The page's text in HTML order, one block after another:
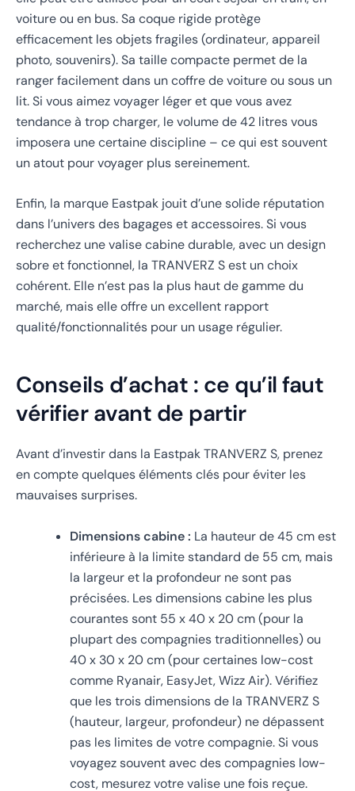
voiture ou en bus. Sa coque rigide protège
efficacement les objets fragiles (ordinateur, appareil
photo, souvenirs). Sa taille compacte permet de la
ranger facilement dans un coffre de voiture ou sous un
lit. Si vous aimez voyager léger et que vous avez
tendance à trop charger, le volume de 42 litres vous
imposera une certaine discipline – ce qui est souvent
un atout pour voyager plus sereinement.
Enfin, la marque Eastpak jouit d’une solide réputation
dans l’univers des bagages et accessoires. Si vous
recherchez une valise cabine durable, avec un design
sobre et fonctionnel, la TRANVERZ S est un choix
cohérent. Elle n’est pas la plus haut de gamme du
marché, mais elle offre un excellent rapport
qualité/fonctionnalités pour un usage régulier.
Conseils d’achat : ce qu’il faut
vérifier avant de partir
Avant d’investir dans la Eastpak TRANVERZ S, prenez
en compte quelques éléments clés pour éviter les
mauvaises surprises.
Dimensions cabine : La hauteur de 45 cm est
inférieure à la limite standard de 55 cm, mais
la largeur et la profondeur ne sont pas
précisées. Les dimensions cabine les plus
courantes sont 55 x 40 x 20 cm (pour la
plupart des compagnies traditionnelles) ou
40 x 30 x 20 cm (pour certaines low-cost
comme Ryanair, EasyJet, Wizz Air). Vérifiez
que les trois dimensions de la TRANVERZ S
(hauteur, largeur, profondeur) ne dépassent
pas les limites de votre compagnie. Si vous
voyagez souvent avec des compagnies low-
cost, mesurez votre valise une fois reçue.